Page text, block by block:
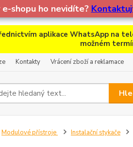
shopu ho nevidíte?
aplikace WhatsApp na
možném
Kontakty Vrácení zboží a reklamace
Modulové přístroje Instalační stykače